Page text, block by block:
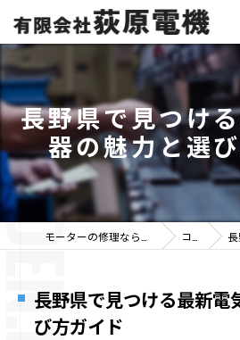
長野県で見つけ
器の魅力と選
コラム 長
長野県で見つける最新電
び方ガイド